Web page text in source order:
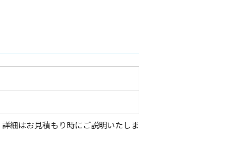
細はお見積もり時にご説明いたしま